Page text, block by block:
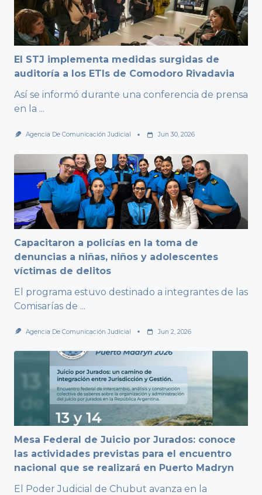
El STJ implementa medidas surgidas de
auditoría a los ETIs de Comodoro Rivadavia
Así se informó durante una conferencia de prensa
en la ...
Agencia De Comunicación Judicial Jun 30, 2026
Capacitaron a policías en la toma de
denuncias a niñas, niños y adolescentes
víctimas de delitos
El programa estuvo destinado a integrantes de las
Comisarías de ...
Agencia De Comunicación Judicial Jun 2, 2026
Mesa Federal de Juicio por Jurados: conoce
las actividades previstas para el encuentro
nacional que se realizará en Puerto Madryn
El Poder Judicial de Chubut avanza en la